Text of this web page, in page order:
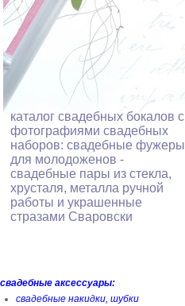
каталог свадебных бокалов с
фотографиями свадебных
наборов: свадебные фужеры
для молодоженов -
свадебные пары из стекла,
хрусталя, металла ручной
работы и украшенные
стразами Сваровски
свадебные аксессуары:
свадебные накидки, шубки